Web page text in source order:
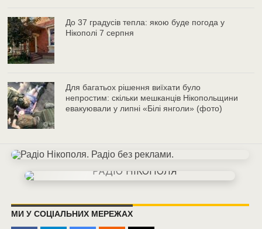
До 37 градусів тепла: якою буде погода у
Нікополі 7 серпня
Для багатьох рішення виїхати було
непростим: скільки мешканців Нікопольщини
евакуювали у липні «Білі янголи» (фото)
МИ У СОЦІАЛЬНИХ МЕРЕЖАХ